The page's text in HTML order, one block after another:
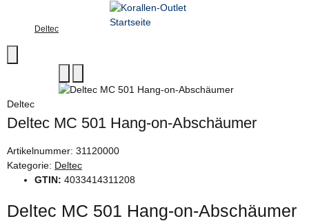
Deltec
Deltec
Deltec MC 501 Hang-on-Abschäumer
Artikelnummer: 31120000
Kategorie: Deltec
GTIN: 4033414311208
Deltec MC 501 Hang-on-Abschäumer